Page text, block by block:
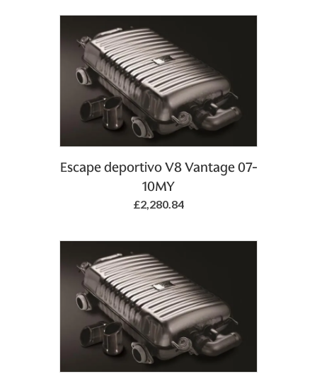
Escape deportivo V8 Vantage 07-
10MY
£2,280.84